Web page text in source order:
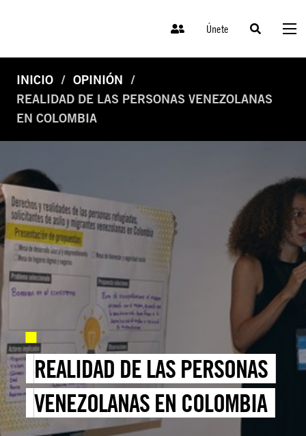
Únete
INICIO
OPINIÓN
REALIDAD DE LAS PERSONAS VENEZOLANAS
EN COLOMBIA
REALIDAD DE LAS PERSONAS
VENEZOLANAS EN COLOMBIA